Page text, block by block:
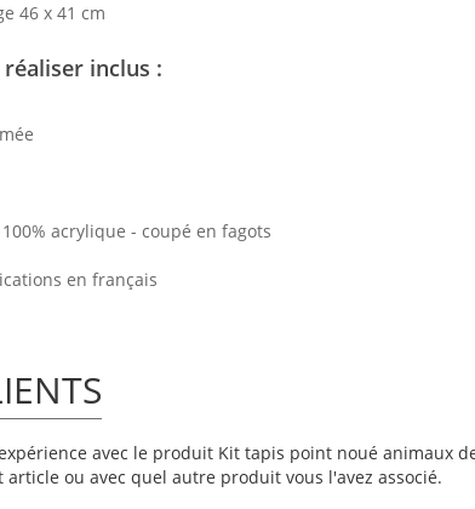
46 x 41 cm
inclus :
acrylique - coupé en fagots
en français
avec le produit Kit tapis point noué animaux
article ou avec quel autre produit vous l'avez associé.